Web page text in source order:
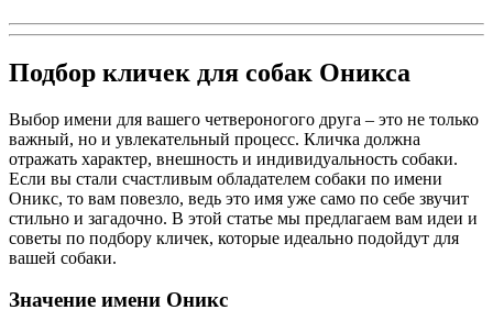
Подбор кличек для собак Оникса
Выбор имени для вашего четвероногого друга – это не только
важный, но и увлекательный процесс. Кличка должна
отражать характер, внешность и индивидуальность собаки.
Если вы стали счастливым обладателем собаки по имени
Оникс, то вам повезло, ведь это имя уже само по себе звучит
стильно и загадочно. В этой статье мы предлагаем вам идеи и
советы по подбору кличек, которые идеально подойдут для
вашей собаки.
Значение имени Оникс